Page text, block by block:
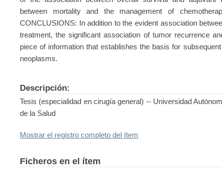
between mortality and the management of
CONCLUSIONS: In addition to the evident association
treatment, the significant association of tumor recurrence
piece of information that establishes the basis for
neoplasms.
Descripción:
Tesis (especialidad en cirugía general) -- Universidad
de la Salud
Mostrar el registro completo del ítem
Ficheros en el ítem